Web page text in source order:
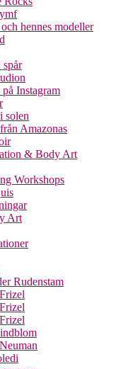
hennes modeller
spår
Instagram
solen
Amazonas
& Body Art
Workshops
Art
Rudenstam